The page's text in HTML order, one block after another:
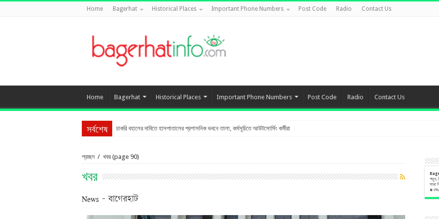
Home Bagerhat Historical Places Important Phone Numbers Post Code Radio Contact Us
Home Bagerhat Historical Places Important Phone Numbers Post Code Radio Contact Us
সর্বশেষ চাকরি বহালের দাবিতে হাসপাতালের প্রশাসনিক ভবনে তালা, কর্মসূচিতে আউটসোর্সিং কর্মীরা
প্রচ্ছদ / খবর (page 90)
খবর
News – বাগেরহাট
পড়ুন,
সারা
e-